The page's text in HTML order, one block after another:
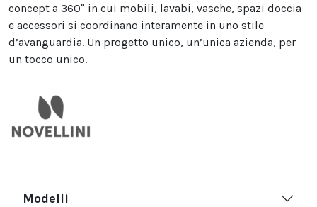
concept a 360° in cui mobili, lavabi, vasche, spazi doccia
e accessori si coordinano interamente in uno stile
d’avanguardia. Un progetto unico, un’unica azienda, per
un tocco unico.
Modelli